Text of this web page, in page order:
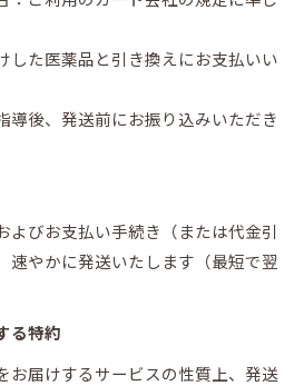
した医薬品と引き換えにお支払いい
導後、発送前にお振り込みいただき
よびお支払い手続き（または代金引
速やかに発送いたします（最短で翌
る特約
お届けするサービスの性質上、発送